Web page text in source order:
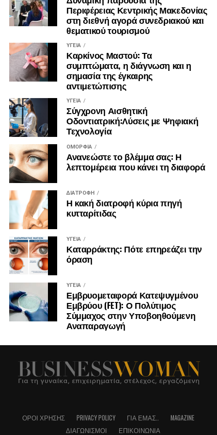
Περιφέρειας Κεντρικής Μακεδονίας
στη διεθνή αγορά συνεδριακού και
θεματικού τουρισμού
ΥΓΕΊΑ
Καρκίνος Μαστού: Τα
συμπτώματα, η διάγνωση και η
σημασία της έγκαιρης
αντιμετώπισης
ΥΓΕΊΑ
Σύγχρονη Αισθητική
Οδοντιατρική:Λύσεις με Ψηφιακή
Τεχνολογία
ΟΜΟΡΦΙΆ
Ανανεώστε το βλέμμα σας: Η
λεπτομέρεια που κάνει τη διαφορά
ΔΙΑΤΡΟΦΉ
Η κακή διατροφή κύρια πηγή
κυτταρίτιδας
ΥΓΕΊΑ
Καταρράκτης: Πότε επηρεάζει την
όραση
ΥΓΕΊΑ
Εμβρυομεταφορά Κατεψυγμένου
Εμβρύου (FET): Ο Πολύτιμος
Σύμμαχος στην Υποβοηθούμενη
Αναπαραγωγή
ΌΡΟΙ ΧΡΉΣΗΣ PRIVACY POLICY ΓΙΑ ΕΜΆΣ..
MAGAZINE
ΔΙΑΓΩΝΙΣΜΟΊ
ΕΠΙΚΟΙΝΩΝΊΑ